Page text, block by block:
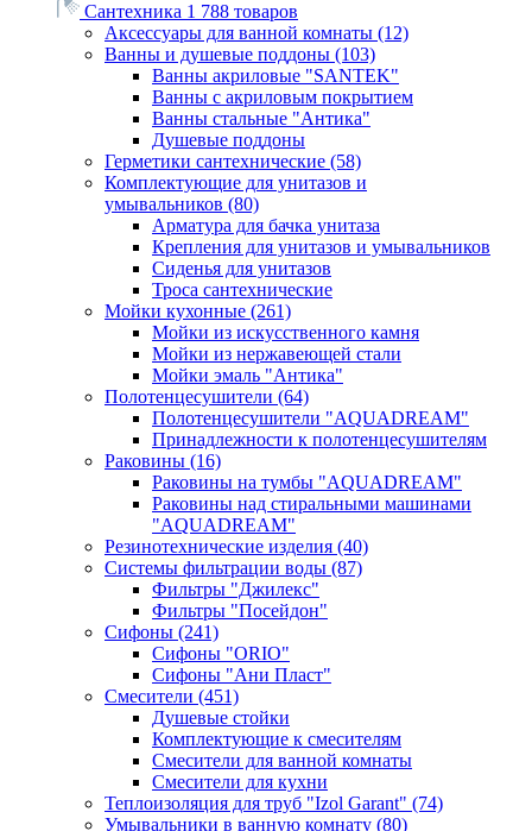
Сантехника 1 788 товаров
Аксессуары для ванной комнаты (12)
Ванны и душевые поддоны (103)
Ванны акриловые "SANTEK"
Ванны с акриловым покрытием
Ванны стальные "Антика"
Душевые поддоны
Герметики сантехнические (58)
Комплектующие для унитазов и
умывальников (80)
Арматура для бачка унитаза
Крепления для унитазов и умывальников
Сиденья для унитазов
Троса сантехнические
Мойки кухонные (261)
Мойки из искусственного камня
Мойки из нержавеющей стали
Мойки эмаль "Антика"
Полотенцесушители (64)
Полотенцесушители "AQUADREAM"
Принадлежности к полотенцесушителям
Раковины (16)
Раковины на тумбы "AQUADREAM"
Раковины над стиральными машинами
"AQUADREAM"
Резинотехнические изделия (40)
Системы фильтрации воды (87)
Фильтры "Джилекс"
Фильтры "Посейдон"
Сифоны (241)
Сифоны "ORIO"
Сифоны "Ани Пласт"
Смесители (451)
Душевые стойки
Комплектующие к смесителям
Смесители для ванной комнаты
Смесители для кухни
Теплоизоляция для труб "Izol Garant" (74)
Умывальники в ванную комнату (80)